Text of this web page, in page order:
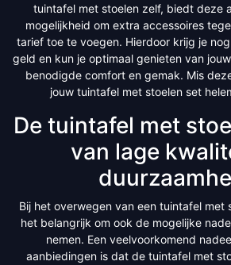
tuintafel met stoelen zelf, biedt deze
mogelijkheid om extra accessoires
tarief toe te voegen. Hierdoor krijg je
geld en kun je optimaal genieten van
benodigde comfort en gemak. Mis
jouw tuintafel met stoelen set
De tuintafel met
van lage
Bij het overwegen van een tuintafel met
het belangrijk om ook de mogelijke
nemen. Een veelvoorkomend
aanbiedingen is dat de tuintafel met